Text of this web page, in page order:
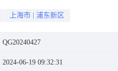
上海市 浦东新区
QG20240427
2024-06-19 09:32:31